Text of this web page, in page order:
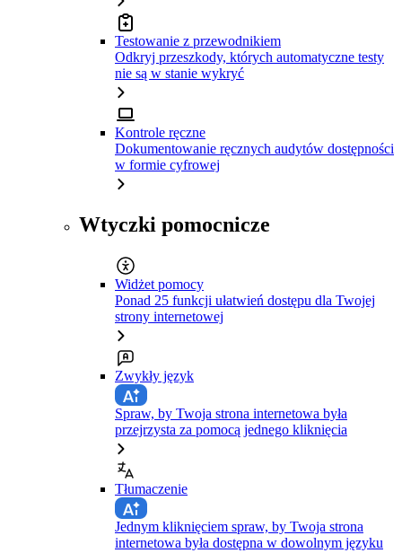
Testowanie z przewodnikiem
Odkryj przeszkody, których automatyczne testy
nie są w stanie wykryć
Kontrole ręczne
Dokumentowanie ręcznych audytów dostępności
w formie cyfrowej
Wtyczki pomocnicze
Widżet pomocy
Ponad 25 funkcji ułatwień dostępu dla Twojej
strony internetowej
Zwykły język
Spraw, by Twoja strona internetowa była
przejrzysta za pomocą jednego kliknięcia
Tłumaczenie
Jednym kliknięciem spraw, by Twoja strona
internetowa była dostępna w dowolnym języku